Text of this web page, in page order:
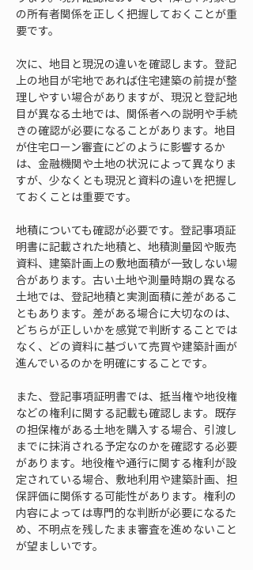
の所有者関係を正しく把握しておくことが重
要です。
次に、地目と現況の違いを確認します。登記
上の地目が宅地であれば住宅建築の前提が整
理しやすい場合がありますが、現況と登記地
目が異なる土地では、関係者への説明や手続
きの確認が必要になることがあります。地目
が住宅ローン審査にどのように影響するか
は、金融機関や土地の状況によって異なりま
すが、少なくとも現況と資料の違いを把握し
ておくことは重要です。
地積についても確認が必要です。登記事項証
明書に記載された地積と、地積測量図や販売
資料、建築計画上の敷地面積が一致しない場
合があります。古い土地や測量時期の異なる
土地では、登記地積と実測面積に差があるこ
ともあります。差がある場合に大切なのは、
どちらが正しいかを感覚で判断することでは
なく、どの資料に基づいて売買や建築計画が
進んでいるのかを明確にすることです。
また、登記事項証明書では、抵当権や地役権
などの権利に関する記載も確認します。既存
の担保権がある土地を購入する場合、引渡し
までに抹消される予定なのかを確認する必要
があります。地役権や通行に関する権利が設
定されている場合、敷地利用や建築計画、担
保評価に関係する可能性があります。権利の
内容によっては専門的な判断が必要になるた
め、不明点を残したまま審査を進めないこと
が望ましいです。